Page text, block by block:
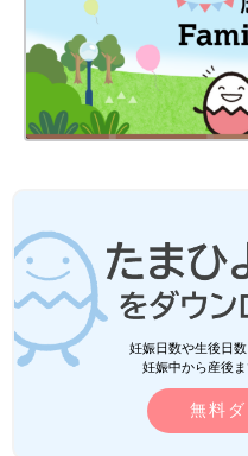
妊娠日数や生後日
妊娠中から産後
無料